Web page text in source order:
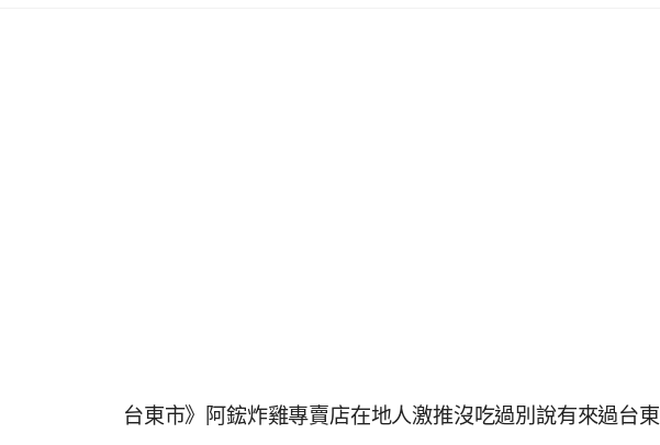
台東市》阿鋐炸雞專賣店在地人激推沒吃過別說有來過台東